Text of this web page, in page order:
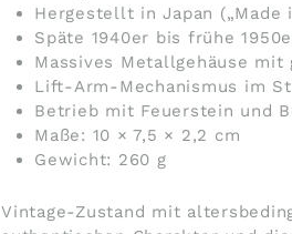
Hergestellt in Japan („Made
Späte 1940er bis frühe
Massives Metallgehäuse
Lift-Arm-Mechanismus im
Betrieb mit Feuerstein und
Maße: 10 × 7,5 × 2,2 cm
Gewicht: 260 g
Vintage-Zustand mit